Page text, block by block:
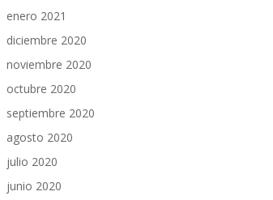
enero 2021
diciembre 2020
noviembre 2020
octubre 2020
septiembre 2020
agosto 2020
julio 2020
junio 2020